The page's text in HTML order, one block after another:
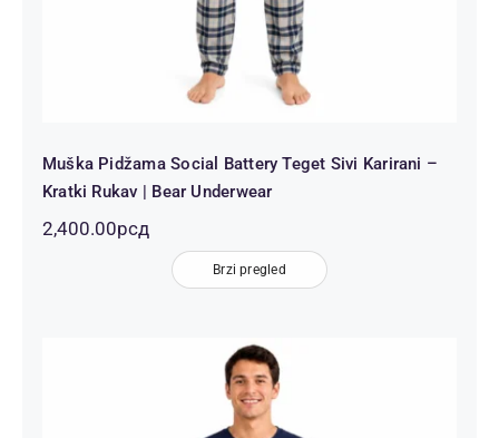
Muška Pidžama Social Battery Teget Sivi Karirani –
Kratki Rukav | Bear Underwear
2,400.00рсд
Brzi pregled